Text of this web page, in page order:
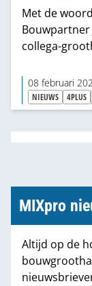
Met de
Bouwpartner
collega-
08 februari
NIEUWS 4PLUS
MIXpro
Altijd op de